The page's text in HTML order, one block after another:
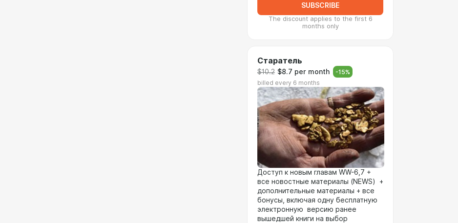
SUBSCRIBE
The discount applies to the first 6
months only
Старатель
$10.2 $8.7 per month -15%
billed every 6 months
Доступ к новым главам WW-6,7 +
все новостные материалы (NEWS) +
дополнительные материалы + все
бонусы, включая одну бесплатную
электронную версию ранее
вышедшей книги на выбор